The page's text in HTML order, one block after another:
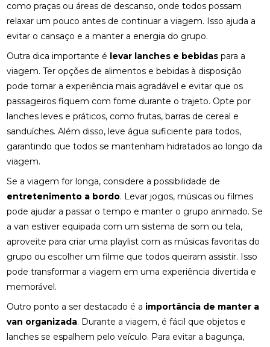
como praças ou áreas de descanso, onde todos possam
relaxar um pouco antes de continuar a viagem. Isso ajuda a
evitar o cansaço e a manter a energia do grupo.
Outra dica importante é levar lanches e bebidas para a
viagem. Ter opções de alimentos e bebidas à disposição
pode tornar a experiência mais agradável e evitar que os
passageiros fiquem com fome durante o trajeto. Opte por
lanches leves e práticos, como frutas, barras de cereal e
sanduíches. Além disso, leve água suficiente para todos,
garantindo que todos se mantenham hidratados ao longo da
viagem.
Se a viagem for longa, considere a possibilidade de
entretenimento a bordo. Levar jogos, músicas ou filmes
pode ajudar a passar o tempo e manter o grupo animado. Se
a van estiver equipada com um sistema de som ou tela,
aproveite para criar uma playlist com as músicas favoritas do
grupo ou escolher um filme que todos queiram assistir. Isso
pode transformar a viagem em uma experiência divertida e
memorável.
Outro ponto a ser destacado é a importância de manter a
van organizada. Durante a viagem, é fácil que objetos e
lanches se espalhem pelo veículo. Para evitar a bagunça,